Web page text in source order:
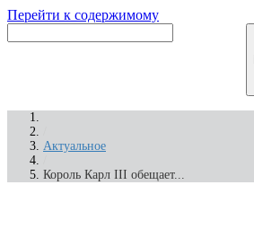
Перейти к содержимому
Актуальное
Король Карл III обещает...